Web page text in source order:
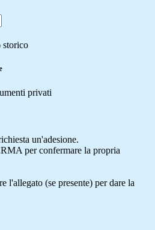
storico
privati
un'adesione.
per confermare la propria
l'allegato (se presente) per dare la